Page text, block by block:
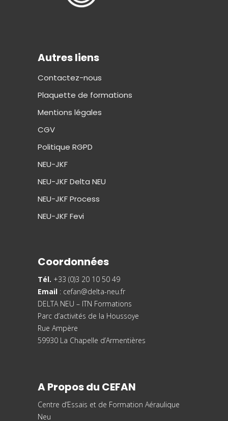
Autres liens
Contactez-nous
Plaquette de formations
Mentions légales
CGV
Politique RGPD
NEU-JKF
NEU-JKF Delta NEU
NEU-JKF Process
NEU-JKF Fevi
Coordonnées
Tél. +33 (0)3 20 10 50 49
Email : cefan@delta-neu.fr
DELTA NEU – ITN Formations
Parc d’activités de la Houssoye
Rue Ampère
59930 La Chapelle d’Armentières
A Propos du CEFAN
Centre d’Essais et de Formation Aéraulique
Neu